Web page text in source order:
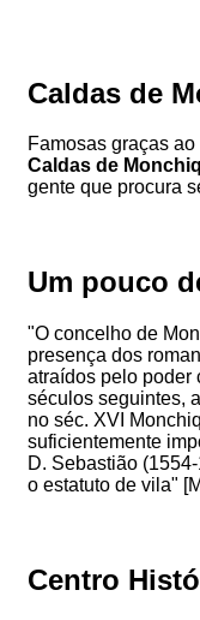
Caldas de
Famosas graças
Caldas de
gente que procura
Um pouco
"O concelho de
presença dos
atraídos pelo poder
séculos seguintes,
no séc. XVI
suficientemente
D. Sebastião
o estatuto de vila"
Centro